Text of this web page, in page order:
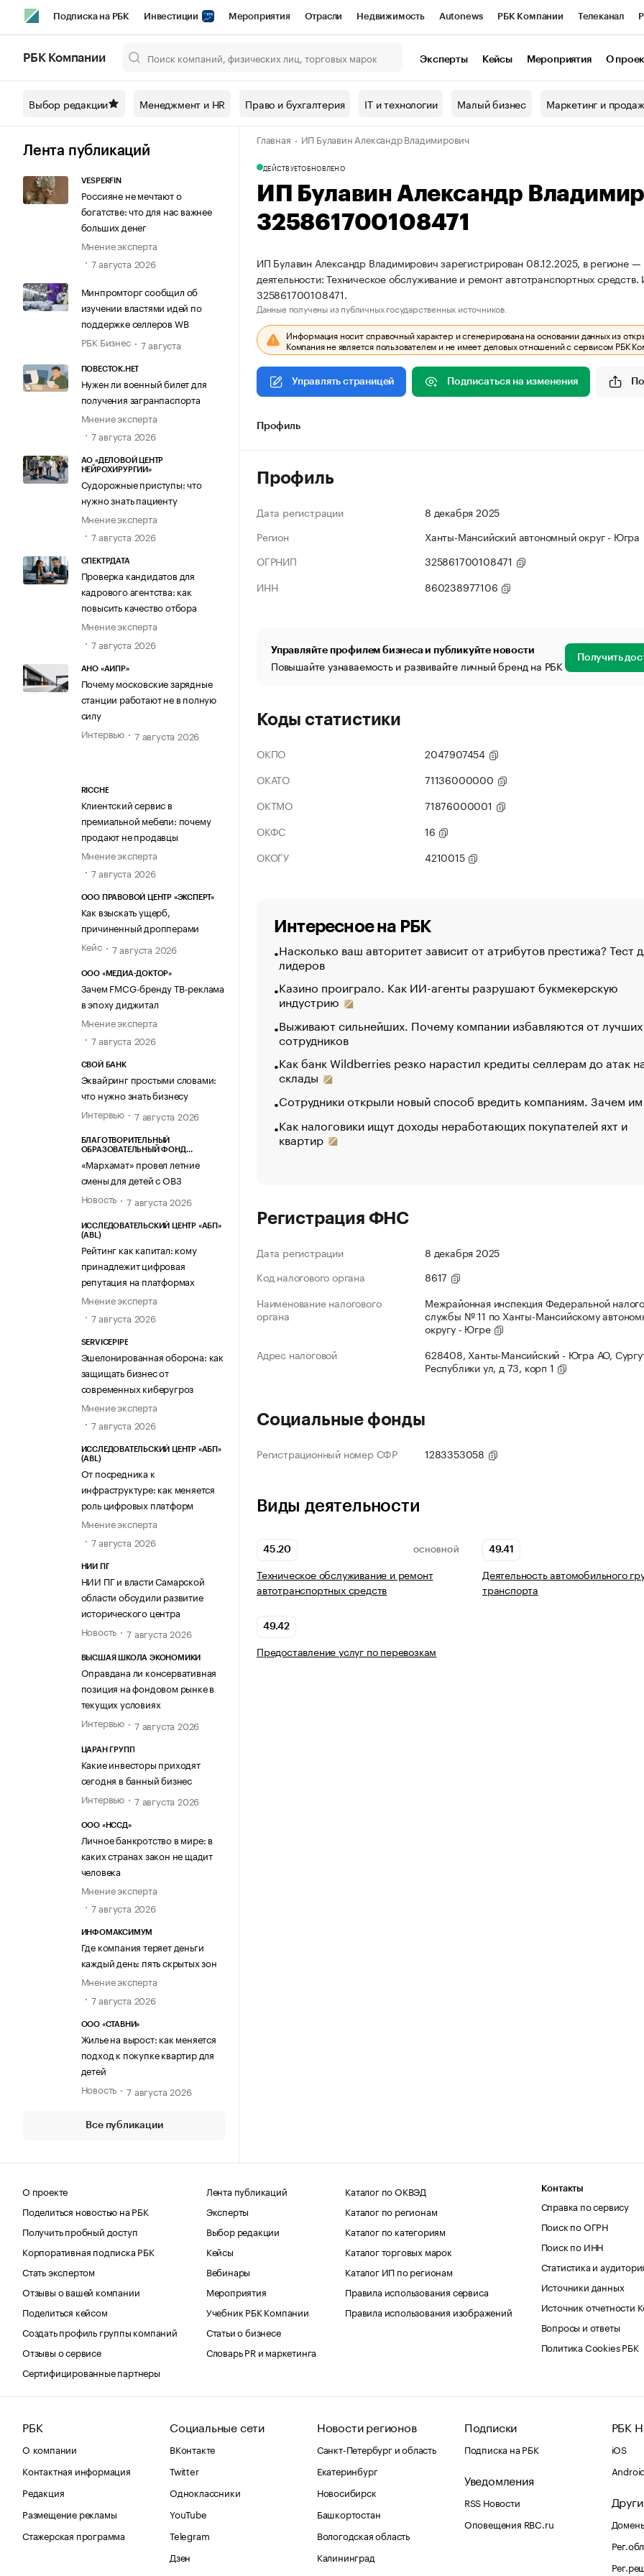
Подписка на РБК Инвестиции Мероприятия Отрасли Недвижимость Autonews РБК Компании Телеканал
Спецпроекты СПб Конференции СПб Спецпроекты Проверка контрагентов
Технологии и медиа Рынок наличной валюты
РБК Компании Эксперты Кейсы Мероприятия О
Выбор редакции Менеджмент и HR Право и бухгалтерия IT и технологии Малый бизнес Маркетинг и
Лента публикаций
VESPERFIN
Россияне не мечтают о
богатстве: что для нас важнее
больших денег
Мнение эксперта
7 августа 2026
Минпромторг сообщил об
изучении властями идей по
поддержке селлеров WB
РБК Бизнес
7 августа
ПОВЕСТОК.НЕТ
Нужен ли военный билет для
получения загранпаспорта
Мнение эксперта
7 августа 2026
АО «ДЕЛОВОЙ ЦЕНТР
НЕЙРОХИРУРГИИ»
Судорожные приступы: что
нужно знать пациенту
Мнение эксперта
7 августа 2026
СПЕКТРДАТА
Проверка кандидатов для
кадрового агентства: как
повысить качество отбора
Мнение эксперта
7 августа 2026
АНО «АИПР»
Почему московские зарядные
станции работают не в полную
силу
Интервью
7 августа 2026
RICCHE
Клиентский сервис в
премиальной мебели: почему
продают не продавцы
Мнение эксперта
7 августа 2026
ООО ПРАВОВОЙ ЦЕНТР «ЭКСПЕРТ»
Как взыскать ущерб,
причиненный дропперами
Кейс
7 августа 2026
ООО «МЕДИА-ДОКТОР»
Зачем FMCG-бренду ТВ-реклама
в эпоху диджитал
Мнение эксперта
7 августа 2026
СВОЙ БАНК
Эквайринг простыми словами:
что нужно знать бизнесу
Интервью
7 августа 2026
БЛАГОТВОРИТЕЛЬНЫЙ
ОБРАЗОВАТЕЛЬНЫЙ ФОНД
«Мархамат» провел летние
смены для детей с ОВЗ
Новость
7 августа 2026
ИССЛЕДОВАТЕЛЬСКИЙ ЦЕНТР «АБП»
(ABL)
Рейтинг как капитал: кому
принадлежит цифровая
репутация на платформах
Мнение эксперта
7 августа 2026
SERVICEPIPE
Эшелонированная оборона: как
защищать бизнес от
современных киберугроз
Мнение эксперта
7 августа 2026
ИССЛЕДОВАТЕЛЬСКИЙ ЦЕНТР «АБП»
(ABL)
От посредника к
инфраструктуре: как меняется
роль цифровых платформ
Мнение эксперта
7 августа 2026
НИИ ПГ
НИИ ПГ и власти Самарской
области обсудили развитие
исторического центра
Новость
7 августа 2026
ВЫСШАЯ ШКОЛА ЭКОНОМИКИ
Оправдана ли консервативная
позиция на фондовом рынке в
текущих условиях
Интервью
7 августа 2026
ЦАРАН ГРУПП
Какие инвесторы приходят
сегодня в банный бизнес
Интервью
7 августа 2026
ООО «НССД»
Личное банкротство в мире: в
каких странах закон не щадит
человека
Мнение эксперта
7 августа 2026
ИНФОМАКСИМУМ
Где компания теряет деньги
каждый день: пять скрытых зон
Мнение эксперта
7 августа 2026
ООО «СТАВНИ»
Жилье на вырост: как меняется
подход к покупке квартир для
детей
Новость
7 августа 2026
Все публикации
Главная ИП Булавин Александр Владимирович
ДЕЙСТВУЕТОБНОВЛЕНО
ИП Булавин Александр
325861700108471
ИП Булавин Александр Владимирович зарегистрирован 08.12.2025, в регионе
деятельности: Техническое обслуживание и ремонт автотранспортных
325861700108471.
Данные получены из публичных государственных источников.
Информация носит справочный характер и сгенерирована на основании данных из
Компания не является пользователем и не имеет деловых отношений с сервисом РБК
Управлять страницей Подписаться на изменения
Профиль
Профиль
Дата регистрации
8 декабря 2025
Регион
Ханты-Мансийский автономный округ - Югра
ОГРНИП
325861700108471
ИНН
860238977106
Управляйте профилем бизнеса и публикуйте новости
Повышайте узнаваемость и развивайте личный бренд на РБК Получить
Коды статистики
ОКПО
2047907454
ОКАТО
71136000000
ОКТМО
71876000001
ОКФС
16
ОКОГУ
4210015
Интересное на РБК
Насколько ваш авторитет зависит от атрибутов престижа? Тест
лидеров
Казино проиграло. Как ИИ-агенты разрушают букмекерскую
индустрию
Выживают сильнейших. Почему компании избавляются от лучших
сотрудников
Как банк Wildberries резко нарастил кредиты селлерам до атак
склады
Сотрудники открыли новый способ вредить компаниям. Зачем
Как налоговики ищут доходы неработающих покупателей яхт и
квартир
Регистрация ФНС
Дата регистрации
8 декабря 2025
Код налогового органа
8617
Наименование налогового
органа
Межрайонная инспекция Федеральной
службы № 11 по Ханты-Мансийскому
округу - Югре
Адрес налоговой
628408, Ханты-Мансийский - Югра АО,
Республики ул, д 73, корп 1
Социальные фонды
Регистрационный номер СФР 1283353058
Виды деятельности
45.20 ОСНОВНОЙ
Техническое обслуживание и ремонт
автотранспортных средств
49.41
Деятельность автомобильного
транспорта
49.42
Предоставление услуг по перевозкам
О проекте
Поделиться новостью на РБК
Получить пробный доступ
Корпоративная подписка РБК
Стать экспертом
Отзывы о вашей компании
Поделиться кейсом
Создать профиль группы компаний
Отзывы о сервисе
Сертифицированные партнеры
Лента публикаций
Эксперты
Выбор редакции
Кейсы
Вебинары
Мероприятия
Учебник РБК Компании
Статьи о бизнесе
Словарь PR и маркетинга
Каталог по ОКВЭД
Каталог по регионам
Каталог по категориям
Каталог торговых марок
Каталог ИП по регионам
Правила использования сервиса
Правила использования изображений
Контакты
Справка по сервису
Поиск по ОГРН
Поиск по ИНН
Статистика и
Источники данных
Источник отчетности
Вопросы и ответы
Политика Cookies РБК
РБК
О компании
Контактная информация
Редакция
Размещение рекламы
Стажерская программа
Социальные сети
ВКонтакте
Twitter
Одноклассники
YouTube
Telegram
Дзен
Новости регионов
Санкт-Петербург и область
Екатеринбург
Новосибирск
Башкортостан
Вологодская область
Калининград
Подписки
Подписка на РБК
Уведомления
RSS Новости
Оповещения RBC.ru
РБК
iOS